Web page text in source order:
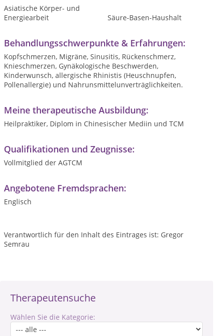
Therapeutensuche
Wählen Sie die Kategorie:
Asiatische Körper- und
Energiearbeit
Säure-Basen-Haushalt
Behandlungsschwerpunkte & Erfahrungen:
Kopfschmerzen, Migräne, Sinusitis, Rückenschmerz,
Knieschmerzen, Gynäkologische Beschwerden,
Kinderwunsch, allergische Rhinistis (Heuschnupfen,
Pollenallergie) und Nahrunsmittelunverträglichkeiten.
Meine therapeutische Ausbildung:
Heilpraktiker, Diplom in Chinesischer Mediin und TCM
Qualifikationen und Zeugnisse:
Vollmitglied der AGTCM
Angebotene Fremdsprachen:
Englisch
Verantwortlich für den Inhalt des Eintrages ist: Gregor
Semrau